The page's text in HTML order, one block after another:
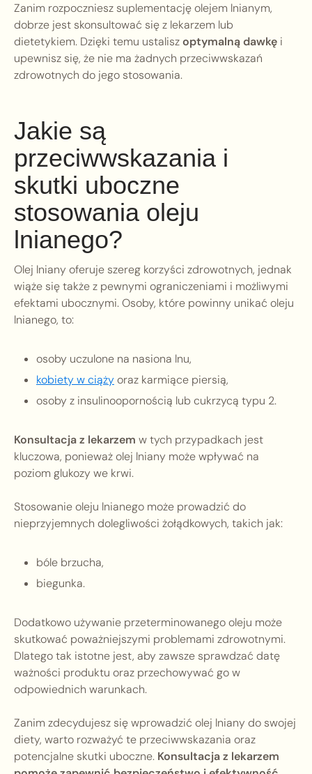
Zanim rozpoczniesz suplementację olejem lnianym,
dobrze jest skonsultować się z lekarzem lub
dietetykiem. Dzięki temu ustaliszoptymalną dawkę i
upewnisz się, że nie ma żadnych przeciwwskazań
zdrowotnych do jego stosowania.
Jakie są
przeciwwskazania i
skutki uboczne
stosowania oleju
lnianego?
Olej lniany oferuje szereg korzyści zdrowotnych, jednak
wiąże się także z pewnymi ograniczeniami i możliwymi
efektami ubocznymi. Osoby, które powinny unikać oleju
lnianego, to:
osoby uczulone na nasiona lnu,
kobiety w ciążyoraz karmiące piersią,
osoby z insulinoopornością lub cukrzycą typu 2.
Konsultacja z lekarzem w tych przypadkach jest
kluczowa, ponieważ olej lniany może wpływać na
poziom glukozy we krwi.
Stosowanie oleju lnianego może prowadzić do
nieprzyjemnych dolegliwości żołądkowych, takich jak:
bóle brzucha,
biegunka.
Dodatkowo używanie przeterminowanego oleju może
skutkować poważniejszymi problemami zdrowotnymi.
Dlatego tak istotne jest, aby zawsze sprawdzać datę
ważności produktu oraz przechowywać go w
odpowiednich warunkach.
Zanim zdecydujesz się wprowadzić olej lniany do swojej
diety, warto rozważyć te przeciwwskazania oraz
potencjalne skutki uboczne. Konsultacja z lekarzem